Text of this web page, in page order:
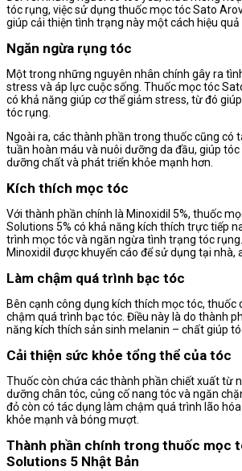
tóc rụng, việc sử dụng thuốc mọc tóc Sato
giúp cải thiện tình trạng này một cách hiệu quả
Ngăn ngừa rụng tóc
Một trong những nguyên nhân chính gây ra
stress và áp lực cuộc sống. Thuốc mọc tóc
có khả năng giúp cơ thể giảm stress, từ đó
tóc rụng.
Ngoài ra, các thành phần trong thuốc cũng có
tuần hoàn máu và nuôi dưỡng da đầu, giúp
dưỡng chất và phát triển khỏe mạnh hơn.
Kích thích mọc tóc
Với thành phần chính là Minoxidil 5%, thuốc
Solutions 5% có khả năng kích thích trực tiếp
trình mọc tóc và ngăn ngừa tình trạng tóc
Minoxidil được khuyến cáo để sử dụng tại nhà,
Làm chậm quá trình bạc tóc
Bên cạnh công dụng kích thích mọc tóc, thuốc
chậm quá trình bạc tóc. Điều này là do thành
năng kích thích sản sinh melanin – chất giúp
Cải thiện sức khỏe tổng thể của tóc
Thuốc còn chứa các thành phần chiết xuất từ
dưỡng chân tóc, củng cố nang tóc và ngăn
đỏ còn có tác dụng làm chậm quá trình lão
khỏe mạnh và bóng mượt.
Thành phần chính trong thuốc mọc
Solutions 5 Nhật Bản